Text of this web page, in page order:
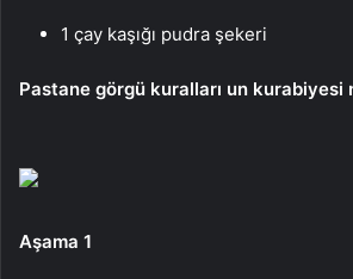
1 çay kaşığı pudra şekeri
Pastane görgü kuralları un kurabiyesi
Aşama 1